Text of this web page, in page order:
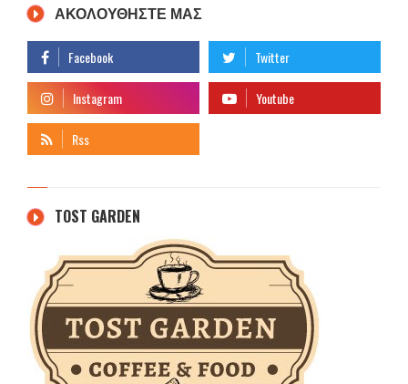
ΑΚΟΛΟΥΘΗΣΤΕ ΜΑΣ
TOST GARDEN